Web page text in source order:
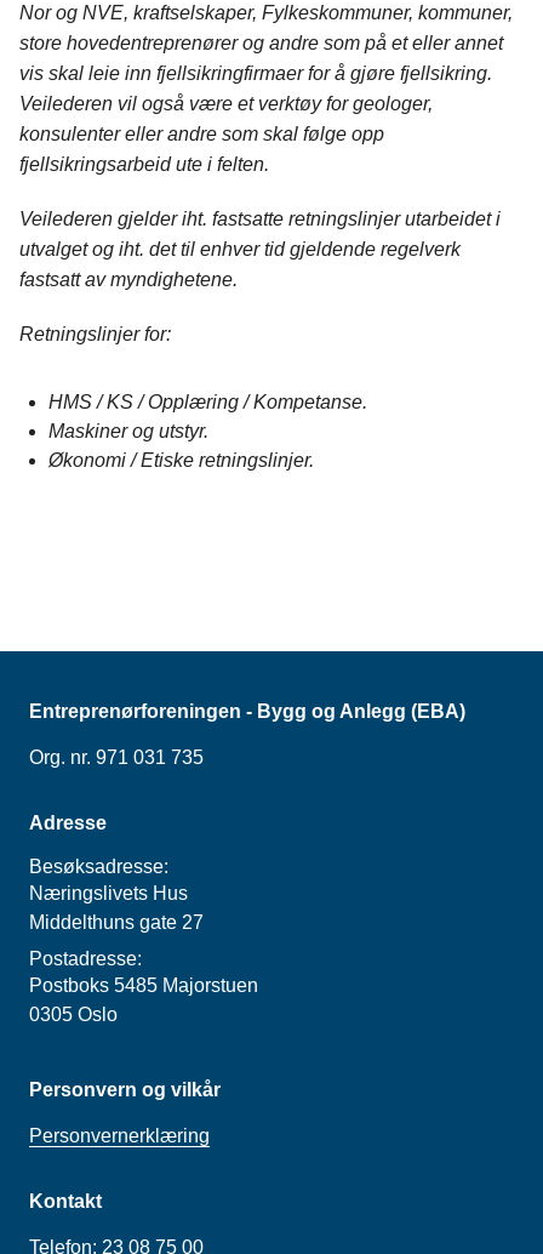
Nor og NVE, kraftselskaper, Fylkeskommuner, kommuner,
store hovedentreprenører og andre som på et eller annet
vis skal leie inn fjellsikringfirmaer for å gjøre fjellsikring.
Veilederen vil også være et verktøy for geologer,
konsulenter eller andre som skal følge opp
fjellsikringsarbeid ute i felten.
Veilederen gjelder iht. fastsatte retningslinjer utarbeidet i
utvalget og iht. det til enhver tid gjeldende regelverk
fastsatt av myndighetene.
Retningslinjer for:
HMS / KS / Opplæring / Kompetanse.
Maskiner og utstyr.
Økonomi / Etiske retningslinjer.
Entreprenørforeningen - Bygg og Anlegg (EBA)
Org. nr. 971 031 735
Adresse
Besøksadresse:
Næringslivets Hus
Middelthuns gate 27
Postadresse:
Postboks 5485 Majorstuen
0305 Oslo
Personvern og vilkår
Personvernerklæring
Kontakt
Telefon: 23 08 75 00